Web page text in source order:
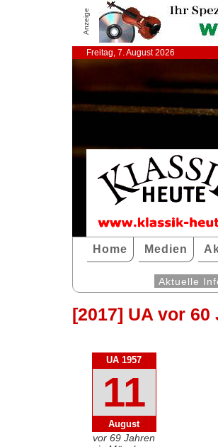
Anzeige
Freitag, 7. August 2026
Home Medien
Aktuelle
[2017] UA vor
UA 1957
11
August
vor 69 Jahren